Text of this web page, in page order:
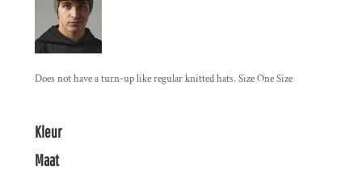
Does not have a turn-up like regular knitted hats. Size One Size
Kleur
Maat